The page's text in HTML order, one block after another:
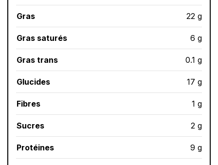
Gras 22 g
Gras saturés 6 g
Gras trans 0.1 g
Glucides 17 g
Fibres 1 g
Sucres 2 g
Protéines 9 g